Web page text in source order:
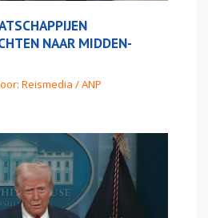
NAAR MIDDEN-
Reismedia / ANP